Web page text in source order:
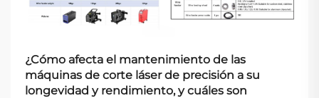
¿Cómo afecta el mantenimiento de las
máquinas de corte láser de precisión a su
longevidad y rendimiento, y cuáles son